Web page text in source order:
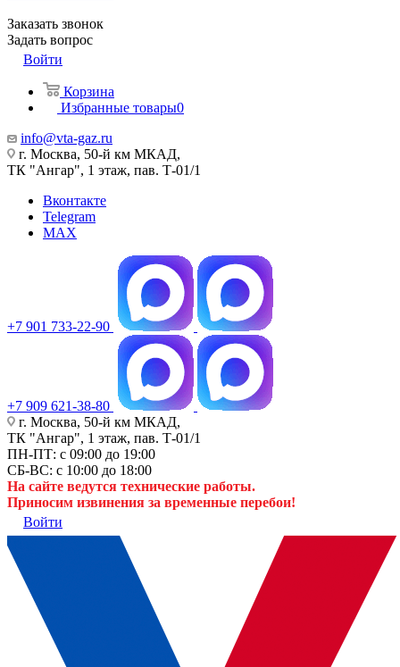
Заказать звонок
Задать вопрос
Войти
Корзина
Избранные товары0
info@vta-gaz.ru
г. Москва, 50-й км МКАД,
ТК "Ангар", 1 этаж, пав. Т-01/1
Вконтакте
Telegram
MAX
+7 901 733-22-90
+7 909 621-38-80
г. Москва, 50-й км МКАД,
ТК "Ангар", 1 этаж, пав. Т-01/1
ПН-ПТ: с 09:00 до 19:00
СБ-ВС: с 10:00 до 18:00
На сайте ведутся технические работы.
Приносим извинения за временные перебои!
Войти